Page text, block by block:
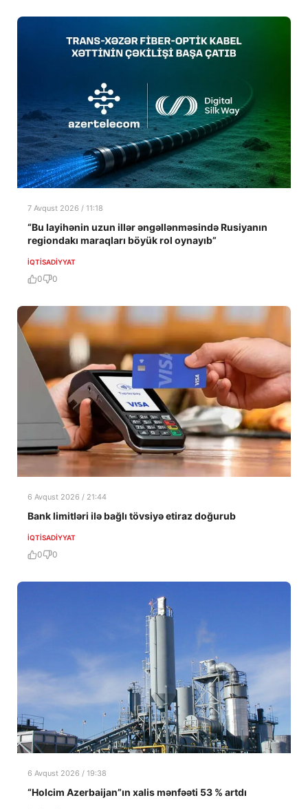
7 Avqust 2026 / 11:18
“Bu layihənin uzun illər əngəllənməsində Rusiyanın
regiondakı maraqları böyük rol oynayıb”
İQTISADIYYAT
0 0
6 Avqust 2026 / 21:44
Bank limitləri ilə bağlı tövsiyə etiraz doğurub
İQTISADIYYAT
0 0
6 Avqust 2026 / 19:38
“Holcim Azerbaijan”ın xalis mənfəəti 53 % artdı